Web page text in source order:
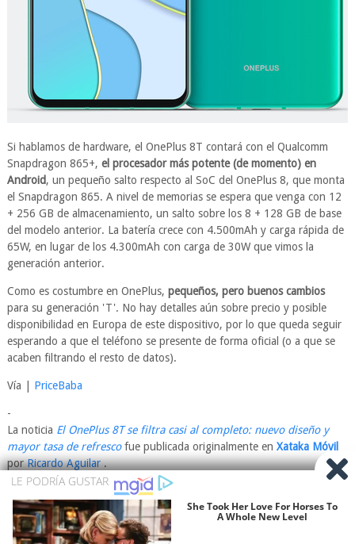
Si hablamos de hardware, el OnePlus 8T contará con el Qualcomm
Snapdragon 865+, el procesador más potente (de momento) en
Android, un pequeño salto respecto al SoC del OnePlus 8, que monta
el Snapdragon 865. A nivel de memorias se espera que venga con 12
+ 256 GB de almacenamiento, un salto sobre los 8 + 128 GB de base
del modelo anterior. La batería crece con 4.500mAh y carga rápida de
65W, en lugar de los 4.300mAh con carga de 30W que vimos la
generación anterior.
Como es costumbre en OnePlus, pequeños, pero buenos cambios
para su generación 'T'. No hay detalles aún sobre precio y posible
disponibilidad en Europa de este dispositivo, por lo que queda seguir
esperando a que el teléfono se presente de forma oficial (o a que se
acaben filtrando el resto de datos).
Vía | PriceBaba
-
La noticia El OnePlus 8T se filtra casi al completo: nuevo diseño y
mayor tasa de refrescofue publicada originalmente en Xataka Móvil
porRicardo Aguilar.